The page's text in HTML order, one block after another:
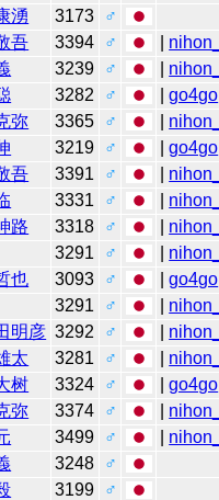
湧 3173
♂
吾 3394 ♂
3239 ♂
3282 ♂ |go4go
弥 3365 ♂
3219 ♂ |go4go
吾 3391 ♂
3331 ♂
路 3318 ♂
3291 ♂
也 3093 ♂ |go4go
3291 ♂
明彦 3292 ♂
太 3281 ♂
树 3324 ♂ |go4go
弥 3374 ♂
3499 ♂
3248
♂
3199
♂